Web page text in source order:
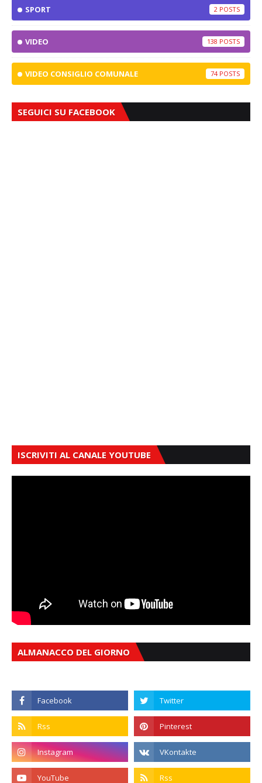
SPORT 2
VIDEO 138
VIDEO CONSIGLIO COMUNALE 74
SEGUICI SU FACEBOOK
ISCRIVITI AL CANALE YOUTUBE
ALMANACCO DEL GIORNO